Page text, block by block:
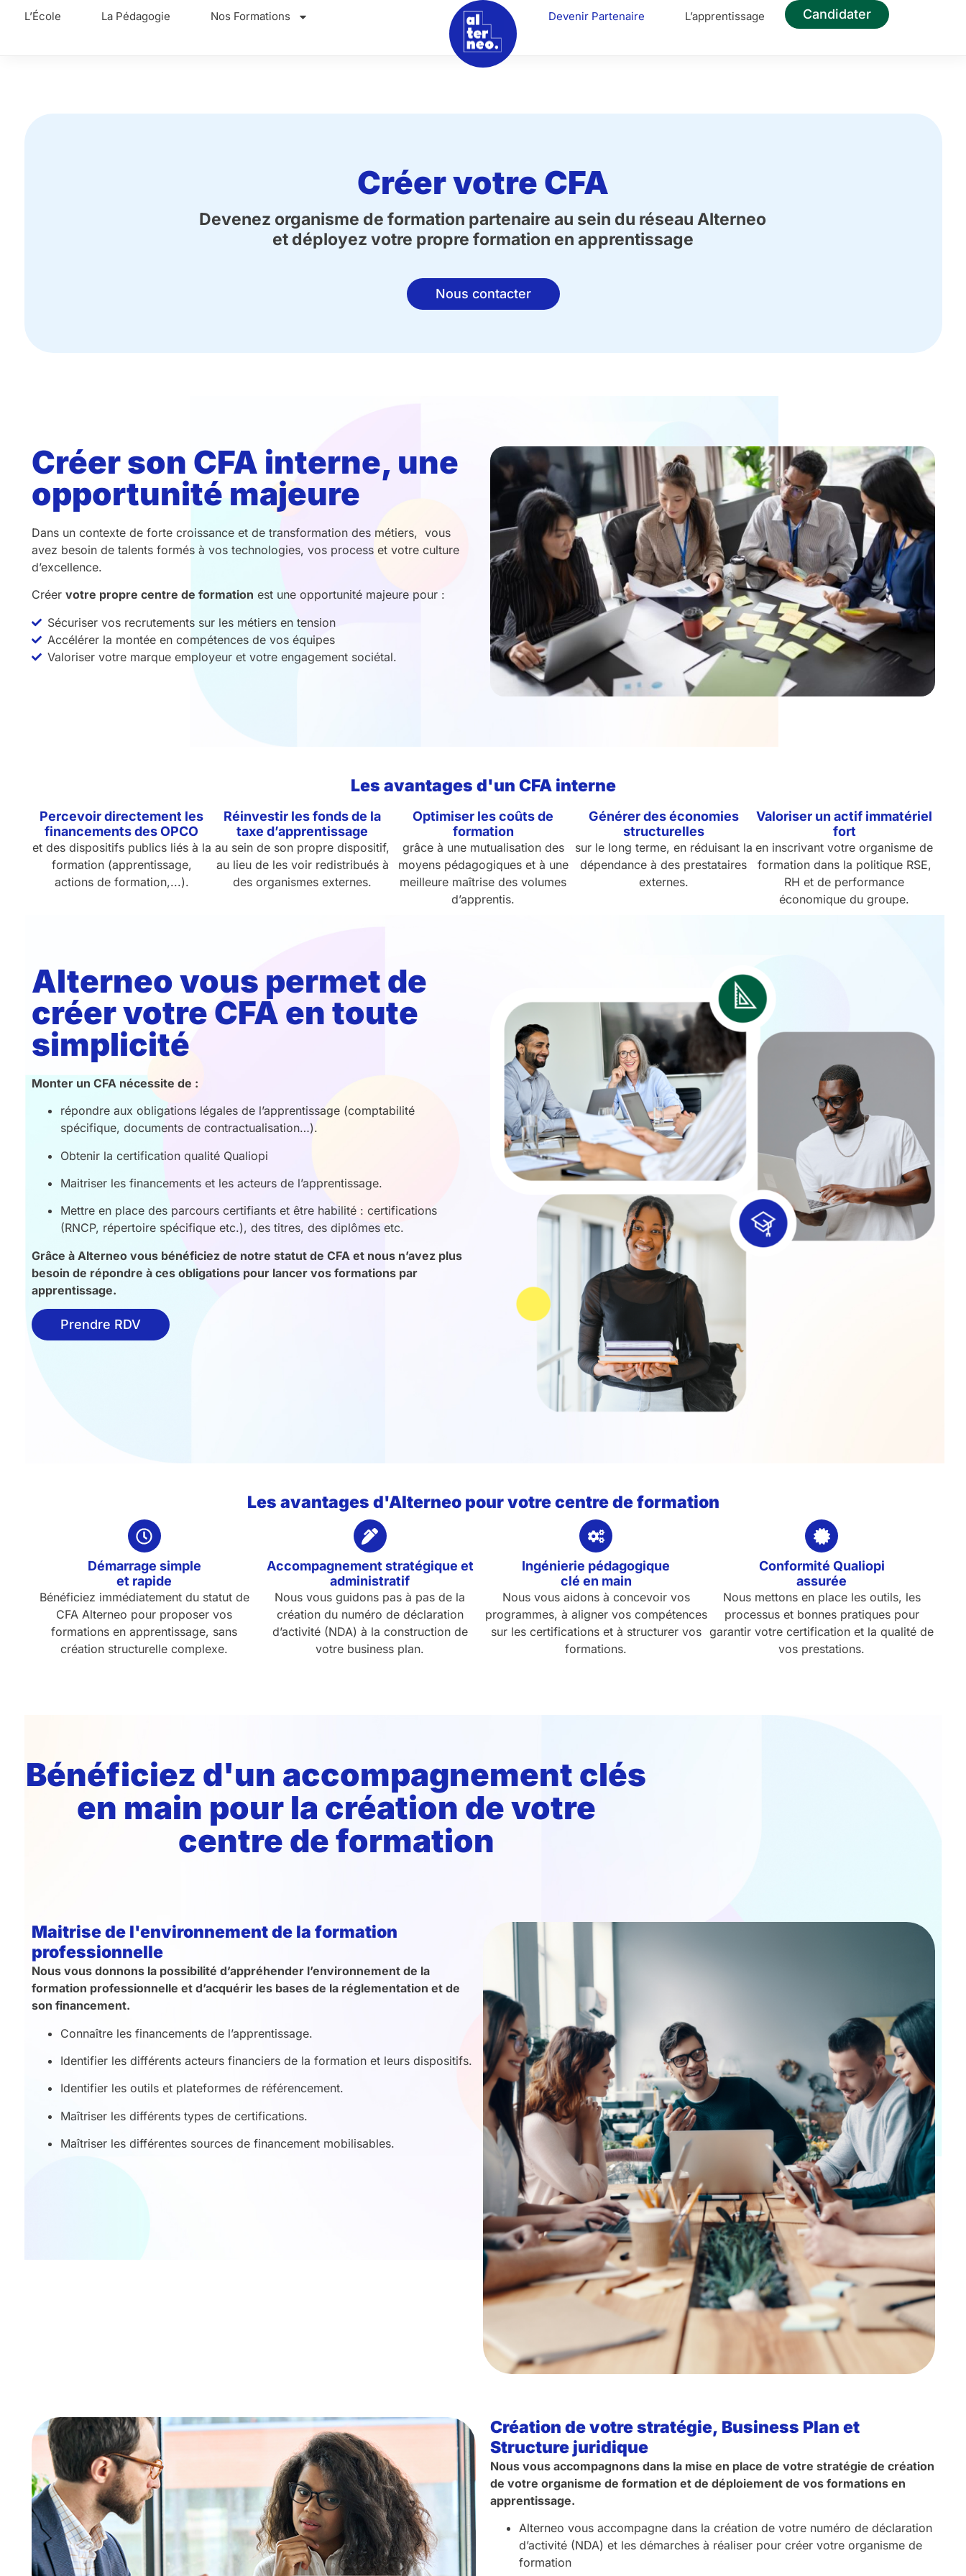
L’École La Pédagogie Nos Formations Devenir Partenaire L’apprentissage Candidater
Créer votre CFA
Devenez organisme de formation partenaire au sein du réseau Alterneo
et déployez votre propre formation en apprentissage
Nous contacter
Créer son CFA interne, une
opportunité majeure
Dans un contexte de forte croissance et de transformation des métiers, vous
avez besoin de talents formés à vos technologies, vos process et votre culture
d’excellence.
Créer votre propre centre de formation est une opportunité majeure pour :
Sécuriser vos recrutements sur les métiers en tension
Accélérer la montée en compétences de vos équipes
Valoriser votre marque employeur et votre engagement sociétal.
Les avantages d'un CFA interne
Percevoir directement les
financements des OPCO
et des dispositifs publics liés à la
formation (apprentissage,
actions de formation,...).
Réinvestir les fonds de la
taxe d’apprentissage
au sein de son propre dispositif,
au lieu de les voir redistribués à
des organismes externes.
Optimiser les coûts de
formation
grâce à une mutualisation des
moyens pédagogiques et à une
meilleure maîtrise des volumes
d’apprentis.
Générer des économies
structurelles
sur le long terme, en réduisant la
dépendance à des prestataires
externes.
Valoriser un actif immatériel
fort
en inscrivant votre organisme de
formation dans la politique RSE,
RH et de performance
économique du groupe.
Alterneo vous permet de
créer votre CFA en toute
simplicité
Monter un CFA nécessite de :
répondre aux obligations légales de l’apprentissage (comptabilité
spécifique, documents de contractualisation…).
Obtenir la certification qualité Qualiopi
Maitriser les financements et les acteurs de l’apprentissage.
Mettre en place des parcours certifiants et être habilité : certifications
(RNCP, répertoire spécifique etc.), des titres, des diplômes etc.
Grâce à Alterneo vous bénéficiez de notre statut de CFA et nous n’avez plus
besoin de répondre à ces obligations pour lancer vos formations par
apprentissage.
Prendre RDV
Les avantages d'Alterneo pour votre centre de formation
Démarrage simple
et rapide
Bénéficiez immédiatement du statut de
CFA Alterneo pour proposer vos
formations en apprentissage, sans
création structurelle complexe.
Accompagnement stratégique et
administratif
Nous vous guidons pas à pas de la
création du numéro de déclaration
d’activité (NDA) à la construction de
votre business plan.
Ingénierie pédagogique
clé en main
Nous vous aidons à concevoir vos
programmes, à aligner vos compétences
sur les certifications et à structurer vos
formations.
Conformité Qualiopi
assurée
Nous mettons en place les outils, les
processus et bonnes pratiques pour
garantir votre certification et la qualité de
vos prestations.
Bénéficiez d'un accompagnement clés
en main pour la création de votre
centre de formation
Maitrise de l'environnement de la formation
professionnelle
Nous vous donnons la possibilité d’appréhender l’environnement de la
formation professionnelle et d’acquérir les bases de la réglementation et de
son financement.
Connaître les financements de l’apprentissage.
Identifier les différents acteurs financiers de la formation et leurs dispositifs.
Identifier les outils et plateformes de référencement.
Maîtriser les différents types de certifications.
Maîtriser les différentes sources de financement mobilisables.
Création de votre stratégie, Business Plan et
Structure juridique
Nous vous accompagnons dans la mise en place de votre stratégie de création
de votre organisme de formation et de déploiement de vos formations en
apprentissage.
Alterneo vous accompagne dans la création de votre numéro de déclaration
d’activité (NDA) et les démarches à réaliser pour créer votre organisme de
formation